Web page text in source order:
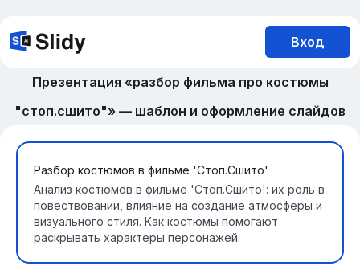
Вход
Презентация «разбор фильма про костюмы
"стоп.сшито"» — шаблон и оформление слайдов
Разбор костюмов в фильме 'Стоп.Сшито'
Анализ костюмов в фильме 'Стоп.Сшито': их роль в
повествовании, влияние на создание атмосферы и
визуального стиля. Как костюмы помогают
раскрывать характеры персонажей.